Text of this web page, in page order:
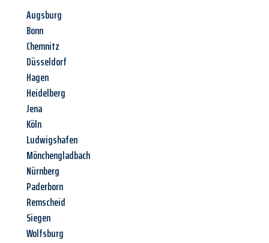
Augsburg
Bonn
Chemnitz
Düsseldorf
Hagen
Heidelberg
Jena
Köln
Ludwigshafen
Mönchengladbach
Nürnberg
Paderborn
Remscheid
Siegen
Wolfsburg